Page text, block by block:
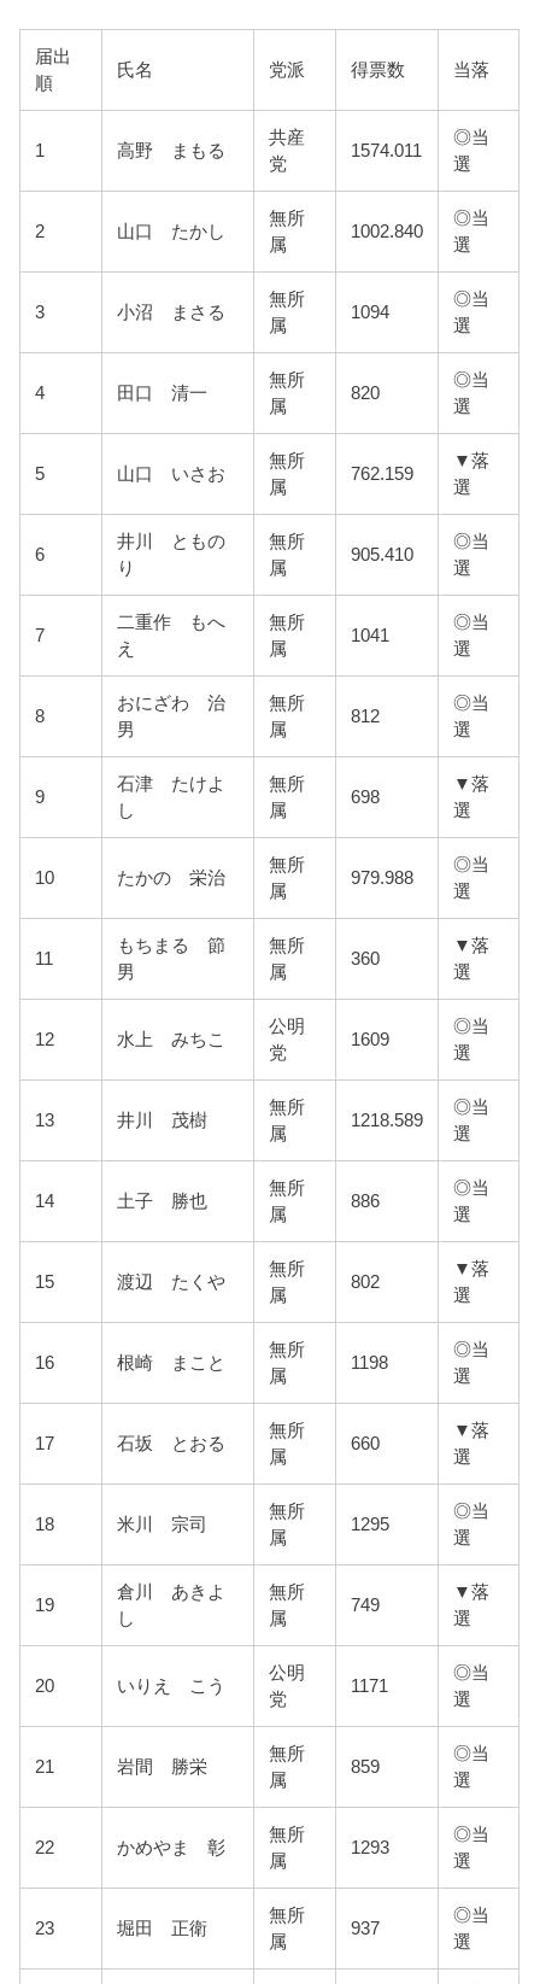
届出
順
氏名 党派 得票数 当落
1 高野 まもる
共産
党
1574.011
◎当
選
2 山口 たかし
無所
属
1002.840
◎当
選
3 小沼 まさる
無所
属
1094
◎当
選
4 田口 清一
無所
属
820
◎当
選
5 山口 いさお
無所
属
762.159
▼落
選
6
井川 ともの
り
無所
属
905.410
◎当
選
7
二重作 もへ
え
無所
属
1041
◎当
選
8
おにざわ 治
男
無所
属
812
◎当
選
9
石津 たけよ
し
無所
属
698
▼落
選
10 たかの 栄治
無所
属
979.988
◎当
選
11
もちまる 節
男
無所
属
360
▼落
選
12 水上 みちこ
公明
党
1609
◎当
選
13 井川 茂樹
無所
属
1218.589
◎当
選
14 土子 勝也
無所
属
886
◎当
選
15 渡辺 たくや
無所
属
802
▼落
選
16 根崎 まこと
無所
属
1198
◎当
選
17 石坂 とおる
無所
属
660
▼落
選
18 米川 宗司
無所
属
1295
◎当
選
19
倉川 あきよ
し
無所
属
749
▼落
選
20 いりえ こう
公明
党
1171
◎当
選
21 岩間 勝栄
無所
属
859
◎当
選
22 かめやま 彰
無所
属
1293
◎当
選
23 堀田 正衛
無所
属
937
◎当
選